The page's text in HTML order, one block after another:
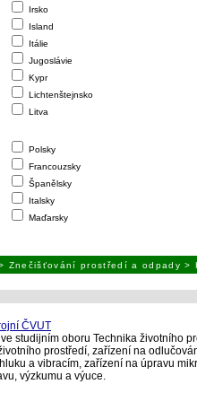
Irsko
Island
Itálie
Jugoslávie
Kypr
Lichtenštejnsko
Litva
Polsky
Francouzsky
Španělsky
Italsky
Maďarsky
Znečišťování prostředí a odpady >
ČVUT
studijním oboru Technika životního
prostředí, zařízení na
a vibracím, zařízení na úpravu
výzkumu a výuce.